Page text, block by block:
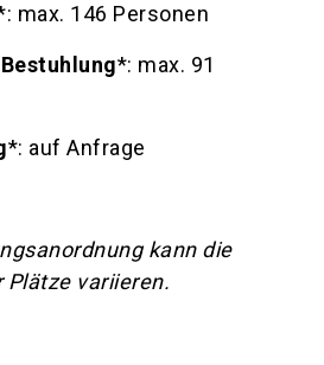
max. 146 Personen
*: max. 91
*: auf Anfrage
kann die
variieren.